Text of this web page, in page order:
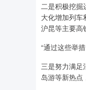
二是积极挖
大化增加列车
沪昆等主要高
“通过这些举
三是努力满足
岛游等新热点